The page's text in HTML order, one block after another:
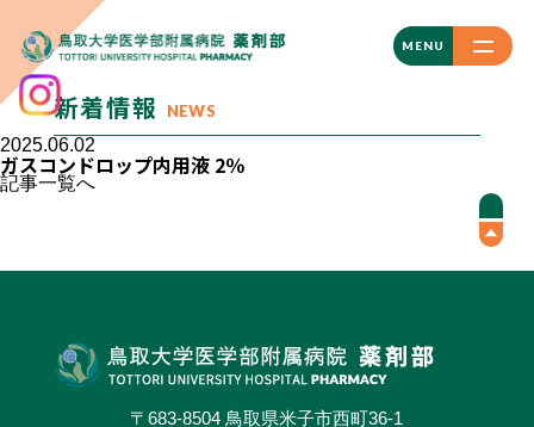
MENU
CLOSE
新着情報 NEWS
2025.06.02
ガスコンドロップ内用液 2％
記事一覧へ
〒683-8504 鳥取県米子市西町36-1